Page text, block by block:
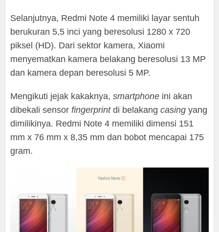
Selanjutnya, Redmi Note 4 memiliki layar sentuh
berukuran 5,5 inci yang beresolusi 1280 x 720
piksel (HD). Dari sektor kamera, Xiaomi
menyematkan kamera belakang beresolusi 13 MP
dan kamera depan beresolusi 5 MP.
Mengikuti jejak kakaknya,smartphone ini akan
dibekali sensor fingerprintdi belakangcasing yang
dimilikinya. Redmi Note 4 memiliki dimensi 151
mm x 76 mm x 8,35 mm dan bobot mencapai 175
gram.